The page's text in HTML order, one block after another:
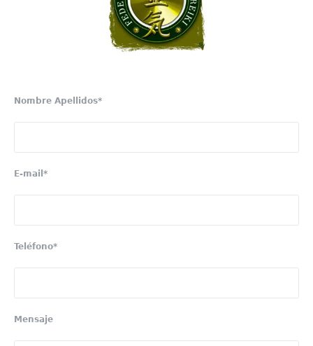
Nombre Apellidos*
E-mail*
Teléfono*
Mensaje